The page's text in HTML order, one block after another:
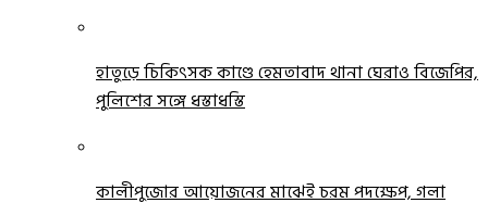
হাতুড়ে চিকিৎসক কাণ্ডে হেমতাবাদ থানা ঘেরাও বিজেপির,
পুলিশের সঙ্গে ধস্তাধস্তি
কালীপুজোর আয়োজনের মাঝেই চরম পদক্ষেপ, গলা